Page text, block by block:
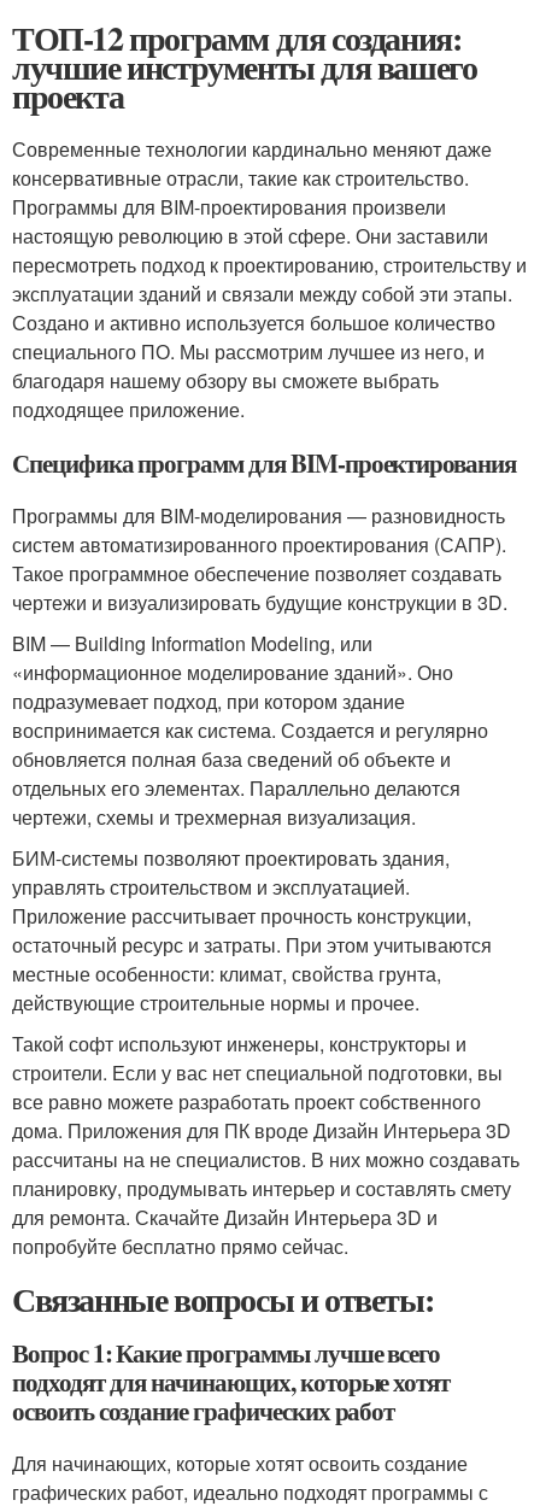
ТОП-12 программ для создания:
лучшие инструменты для вашего
проекта
Современные технологии кардинально меняют даже
консервативные отрасли, такие как строительство.
Программы для BIM-проектирования произвели
настоящую революцию в этой сфере. Они заставили
пересмотреть подход к проектированию, строительству и
эксплуатации зданий и связали между собой эти этапы.
Создано и активно используется большое количество
специального ПО. Мы рассмотрим лучшее из него, и
благодаря нашему обзору вы сможете выбрать
подходящее приложение.
Специфика программ для BIM-проектирования
Программы для BIM-моделирования — разновидность
систем автоматизированного проектирования (САПР).
Такое программное обеспечение позволяет создавать
чертежи и визуализировать будущие конструкции в 3D.
BIM — Building Information Modeling, или
«информационное моделирование зданий». Оно
подразумевает подход, при котором здание
воспринимается как система. Создается и регулярно
обновляется полная база сведений об объекте и
отдельных его элементах. Параллельно делаются
чертежи, схемы и трехмерная визуализация.
БИМ-системы позволяют проектировать здания,
управлять строительством и эксплуатацией.
Приложение рассчитывает прочность конструкции,
остаточный ресурс и затраты. При этом учитываются
местные особенности: климат, свойства грунта,
действующие строительные нормы и прочее.
Такой софт используют инженеры, конструкторы и
строители. Если у вас нет специальной подготовки, вы
все равно можете разработать проект собственного
дома. Приложения для ПК вроде Дизайн Интерьера 3D
рассчитаны на не специалистов. В них можно создавать
планировку, продумывать интерьер и составлять смету
для ремонта. Скачайте Дизайн Интерьера 3D и
попробуйте бесплатно прямо сейчас.
Связанные вопросы и ответы:
Вопрос 1: Какие программы лучше всего
подходят для начинающих, которые хотят
освоить создание графических работ
Для начинающих, которые хотят освоить создание
графических работ, идеально подходят программы с